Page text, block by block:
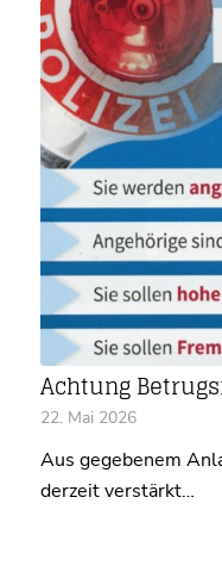
Achtung
22. Mai 2026
Aus gegebenem
derzeit verstärkt…